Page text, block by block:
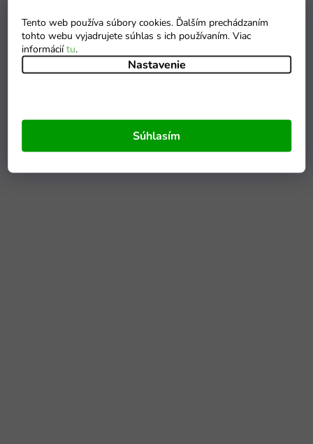
Tento web používa súbory cookies. Ďalším prechádzaním
tohto webu vyjadrujete súhlas s ich používaním. Viac
informáciítu.
Nastavenie
Súhlasím